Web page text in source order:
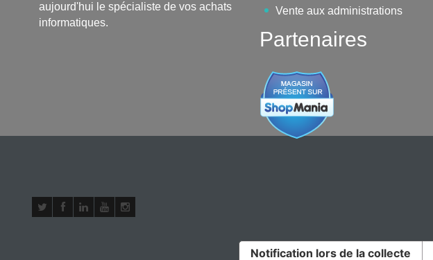
aujourd'hui le spécialiste de vos achats
informatiques.
Vente aux administrations
Partenaires
Notification lors de la collecte